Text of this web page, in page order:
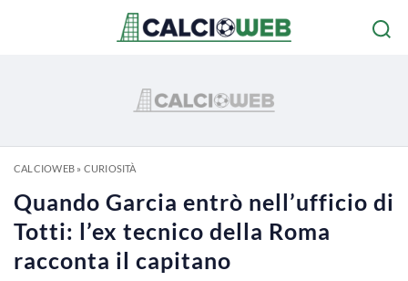
CALCIOWEB» CURIOSITÀ
Quando Garcia entrò nell’ufficio di
Totti: l’ex tecnico della Roma
racconta il capitano